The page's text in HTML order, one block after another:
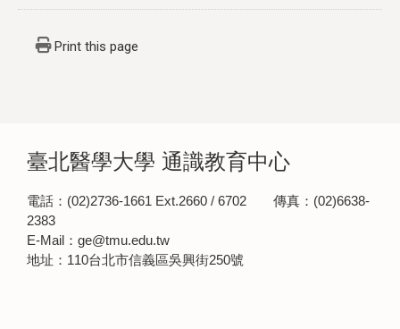
Print this page
臺北醫學大學 通識教育中心
電話：(02)2736-1661 Ext.2660 / 6702 傳真：(02)6638-
2383
E-Mail：ge@tmu.edu.tw
地址：110台北市信義區吳興街250號